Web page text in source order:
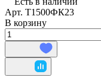
Арт. Т1500ФК23
В корзину